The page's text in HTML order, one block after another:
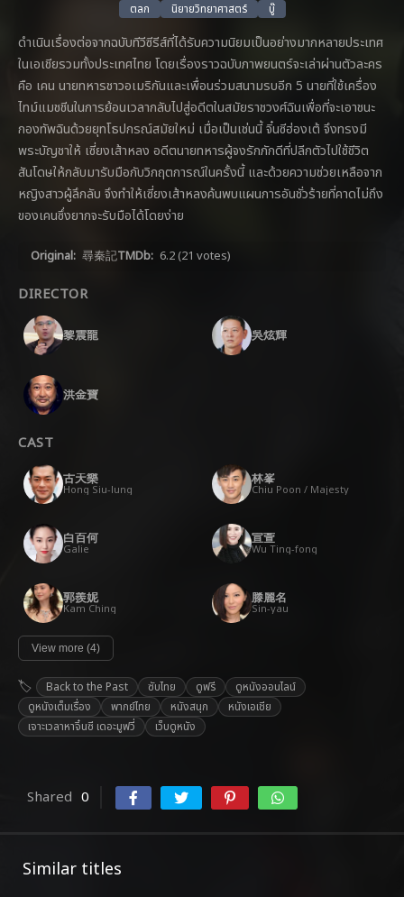
ตลก
นิยายวิทยาศาสตร์ บู๊
ดำเนินเรื่องต่อจากฉบับทีวีซีรีส์ที่ได้รับความนิยมเป็นอย่างมากหลายประเทศ
ในเอเชียรวมทั้งประเทศไทย โดยเรื่องราวฉบับภาพยนตร์จะเล่าผ่านตัวละคร
คือ เคน นายทหารชาวอเมริกันและเพื่อนร่วมสนามรบอีก 5 นายที่ใช้เครื่อง
ไทม์แมชชีนในการย้อนเวลากลับไปสู่อดีตในสมัยราชวงศ์ฉินเพื่อที่จะเอาชนะ
กองทัพฉินด้วยยุทโธปกรณ์สมัยใหม่ เมื่อเป็นเช่นนี้ จิ๋นซีฮ่องเต้ จึงทรงมี
พระบัญชาให้ เซี่ยงเส้าหลง อดีตนายทหารผู้จงรักภักดีที่ปลีกตัวไปใช้ชีวิต
สันโดษให้กลับมารับมือกับวิกฤตการณ์ในครั้งนี้ และด้วยความช่วยเหลือจาก
หญิงสาวผู้ลึกลับ จึงทำให้เซี่ยงเส้าหลงค้นพบแผนการอันชั่วร้ายที่คาดไม่ถึง
ของเคนซึ่งยากจะรับมือได้โดยง่าย
Original: 尋秦記TMDb: 6.2 (21 votes)
DIRECTOR
黎震龍 吳炫輝
洪金寶
CAST
古天樂
Hong Siu-lung
林峯
Chiu Poon / Majesty
白百何
Galie
宣萱
Wu Ting-fong
郭羨妮
Kam Ching
滕麗名
Sin-yau
View more (4)
Back to the Past ซับไทย ดูฟรี
ดูหนังออนไลน์
ดูหนังเต็มเรื่อง
พากย์ไทย หนังสนุก
หนังเอเชีย
เจาะเวลาหาจิ๋นซี เดอะมูฟวี่
เว็บดูหนัง
Shared 0
Similar titles